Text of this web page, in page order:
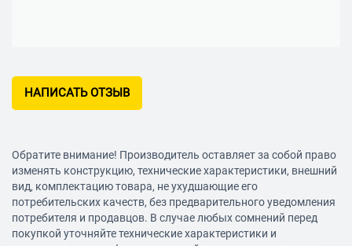
НАПИСАТЬ ОТЗЫВ
Обратите внимание! Производитель оставляет за собой право
изменять конструкцию, технические характеристики, внешний
вид, комплектацию товара, не ухудшающие его
потребительских качеств, без предварительного уведомления
потребителя и продавцов. В случае любых сомнений перед
покупкой уточняйте технические характеристики и